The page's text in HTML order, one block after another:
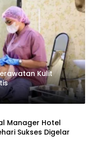
Kulit
Manager Hotel
Sukses Digelar